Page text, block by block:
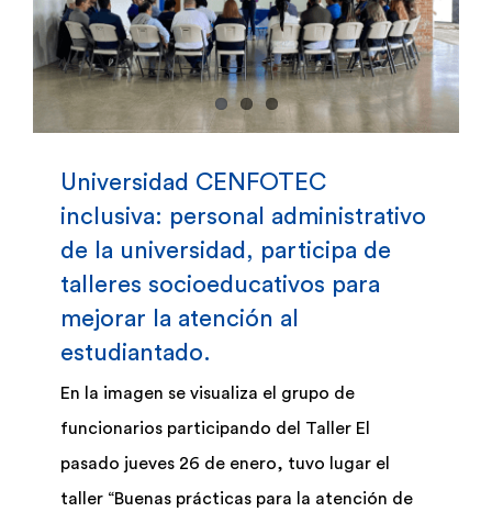
Investigación y Desarrollo
Extensión
Egresados
Universidad CENFOTEC
inclusiva: personal administrativo
de la universidad, participa de
talleres socioeducativos para
mejorar la atención al
estudiantado.
En la imagen se visualiza el grupo de
funcionarios participando del Taller El
pasado jueves 26 de enero, tuvo lugar el
taller “Buenas prácticas para la atención de